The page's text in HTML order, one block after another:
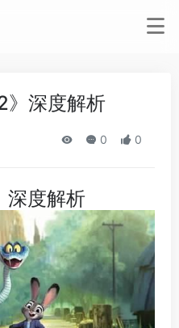
》深度解析
0 0
深度解析